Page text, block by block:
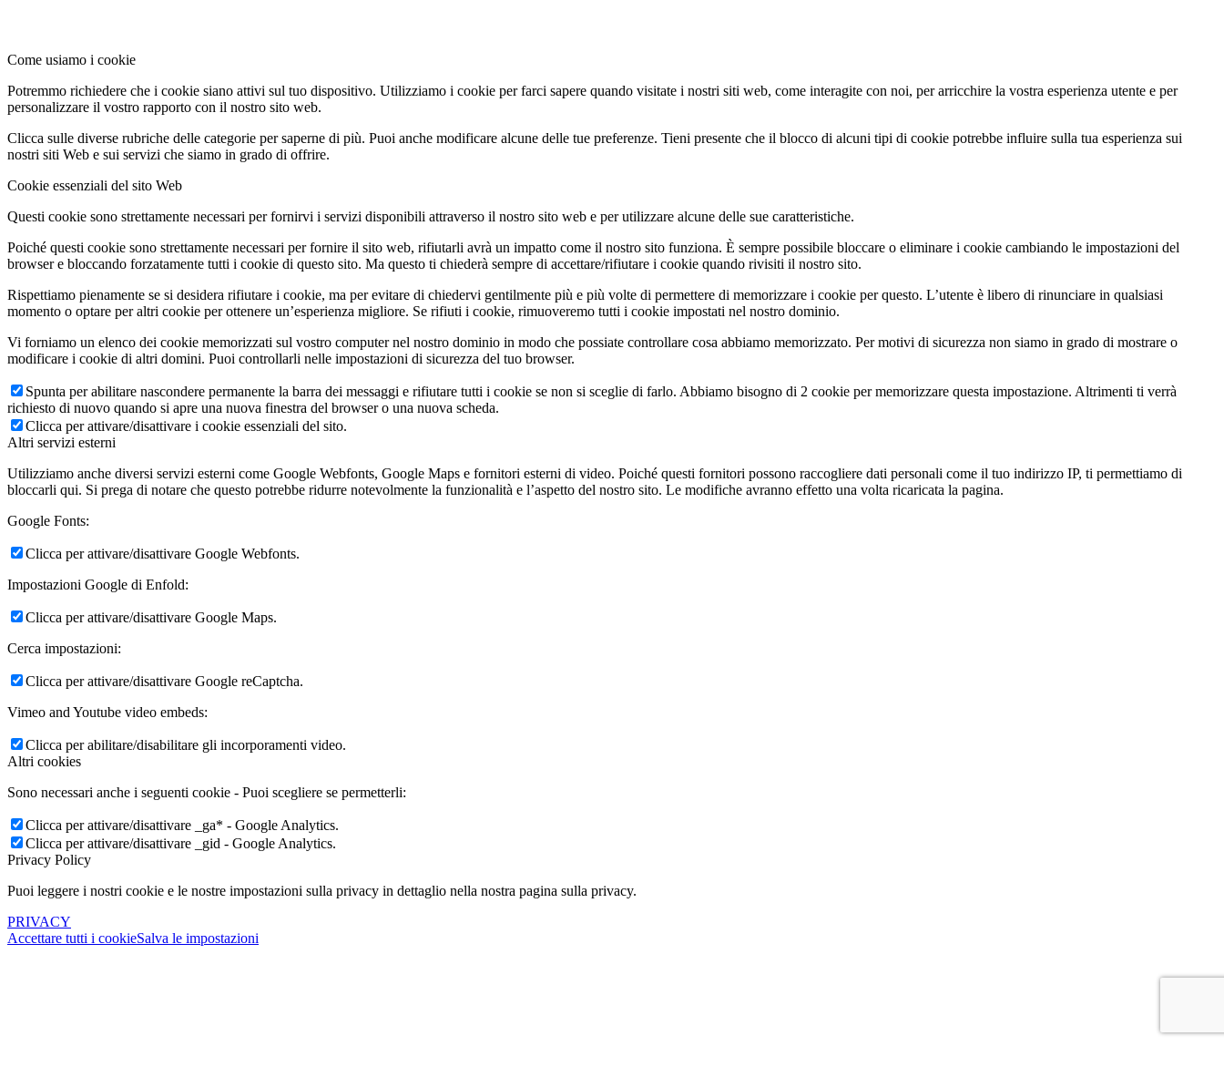
Come usiamo i cookie
Potremmo richiedere che i cookie siano attivi sul tuo dispositivo. Utilizziamo i cookie per farci sapere quando visitate i nostri siti web, come interagite con noi, per arricchire la vostra esperienza utente e per
personalizzare il vostro rapporto con il nostro sito web.
Clicca sulle diverse rubriche delle categorie per saperne di più. Puoi anche modificare alcune delle tue preferenze. Tieni presente che il blocco di alcuni tipi di cookie potrebbe influire sulla tua esperienza sui
nostri siti Web e sui servizi che siamo in grado di offrire.
Cookie essenziali del sito Web
Questi cookie sono strettamente necessari per fornirvi i servizi disponibili attraverso il nostro sito web e per utilizzare alcune delle sue caratteristiche.
Poiché questi cookie sono strettamente necessari per fornire il sito web, rifiutarli avrà un impatto come il nostro sito funziona. È sempre possibile bloccare o eliminare i cookie cambiando le impostazioni del
browser e bloccando forzatamente tutti i cookie di questo sito. Ma questo ti chiederà sempre di accettare/rifiutare i cookie quando rivisiti il nostro sito.
Rispettiamo pienamente se si desidera rifiutare i cookie, ma per evitare di chiedervi gentilmente più e più volte di permettere di memorizzare i cookie per questo. L’utente è libero di rinunciare in qualsiasi
momento o optare per altri cookie per ottenere un’esperienza migliore. Se rifiuti i cookie, rimuoveremo tutti i cookie impostati nel nostro dominio.
Vi forniamo un elenco dei cookie memorizzati sul vostro computer nel nostro dominio in modo che possiate controllare cosa abbiamo memorizzato. Per motivi di sicurezza non siamo in grado di mostrare o
modificare i cookie di altri domini. Puoi controllarli nelle impostazioni di sicurezza del tuo browser.
Spunta per abilitare nascondere permanente la barra dei messaggi e rifiutare tutti i cookie se non si sceglie di farlo. Abbiamo bisogno di 2 cookie per memorizzare questa impostazione. Altrimenti ti verrà
richiesto di nuovo quando si apre una nuova finestra del browser o una nuova scheda.
Clicca per attivare/disattivare i cookie essenziali del sito.
Altri servizi esterni
Utilizziamo anche diversi servizi esterni come Google Webfonts, Google Maps e fornitori esterni di video. Poiché questi fornitori possono raccogliere dati personali come il tuo indirizzo IP, ti permettiamo di
bloccarli qui. Si prega di notare che questo potrebbe ridurre notevolmente la funzionalità e l’aspetto del nostro sito. Le modifiche avranno effetto una volta ricaricata la pagina.
Google Fonts:
Clicca per attivare/disattivare Google Webfonts.
Impostazioni Google di Enfold:
Clicca per attivare/disattivare Google Maps.
Cerca impostazioni:
Clicca per attivare/disattivare Google reCaptcha.
Vimeo and Youtube video embeds:
Clicca per abilitare/disabilitare gli incorporamenti video.
Altri cookies
Sono necessari anche i seguenti cookie - Puoi scegliere se permetterli:
Clicca per attivare/disattivare _ga* - Google Analytics.
Clicca per attivare/disattivare _gid - Google Analytics.
Privacy Policy
Puoi leggere i nostri cookie e le nostre impostazioni sulla privacy in dettaglio nella nostra pagina sulla privacy.
PRIVACY
Accettare tutti i cookieSalva le impostazioni